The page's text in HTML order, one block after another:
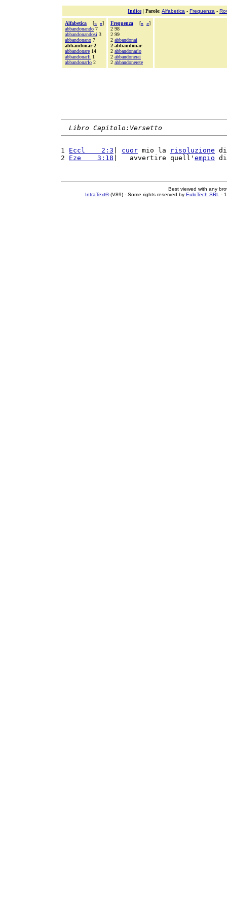
Indice| Parole: Alfabetica - Frequenza -
Alfabetica [« »]
abbandonando 7
abbandonandosi 3
abbandonano 7
abbandonar 2
abbandonare 14
abbandonarli 1
abbandonarlo 2
Frequenza [« »]
2 98
2 99
2 abbandonai
2 abbandonar
2 abbandonarlo
2 abbandonerai
2 abbandonerete
Libro Capitolo:Versetto
1 Eccl    2:3 cuor mio la risoluzione
2 Eze    3:18 |   avvertire quell' empio
Best viewed with any
IntraText®(V89) - Some rights reserved by EuloTech SRL -